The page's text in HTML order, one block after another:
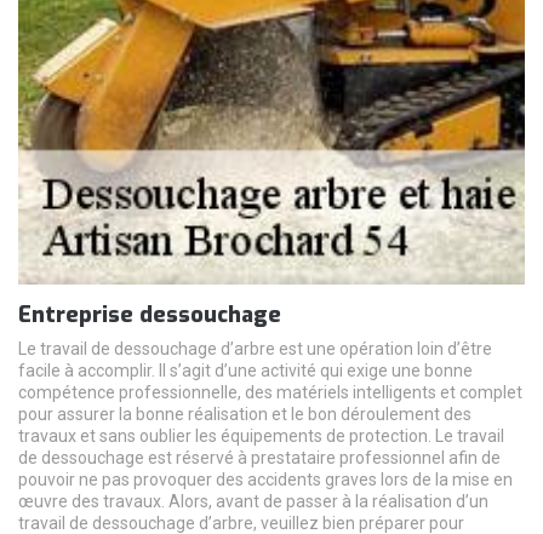
Entreprise dessouchage
Le travail de dessouchage d’arbre est une opération loin d’être
facile à accomplir. Il s’agit d’une activité qui exige une bonne
compétence professionnelle, des matériels intelligents et complet
pour assurer la bonne réalisation et le bon déroulement des
travaux et sans oublier les équipements de protection. Le travail
de dessouchage est réservé à prestataire professionnel afin de
pouvoir ne pas provoquer des accidents graves lors de la mise en
œuvre des travaux. Alors, avant de passer à la réalisation d’un
travail de dessouchage d’arbre, veuillez bien préparer pour